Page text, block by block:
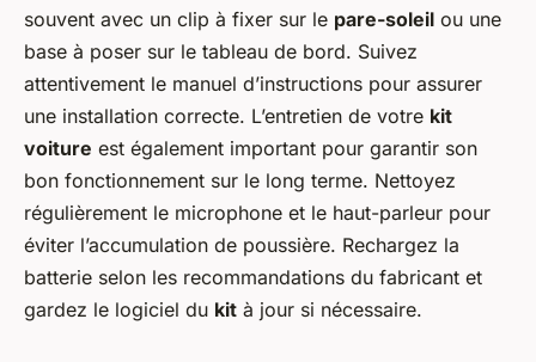
souvent avec un clip à fixer sur le pare-soleil ou une
base à poser sur le tableau de bord. Suivez
attentivement le manuel d’instructions pour assurer
une installation correcte. L’entretien de votre kit
voiture est également important pour garantir son
bon fonctionnement sur le long terme. Nettoyez
régulièrement le microphone et le haut-parleur pour
éviter l’accumulation de poussière. Rechargez la
batterie selon les recommandations du fabricant et
gardez le logiciel du kit à jour si nécessaire.